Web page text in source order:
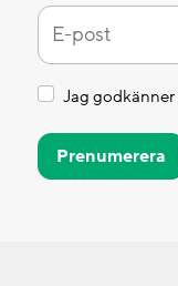
Jag godkänner
Prenumerera